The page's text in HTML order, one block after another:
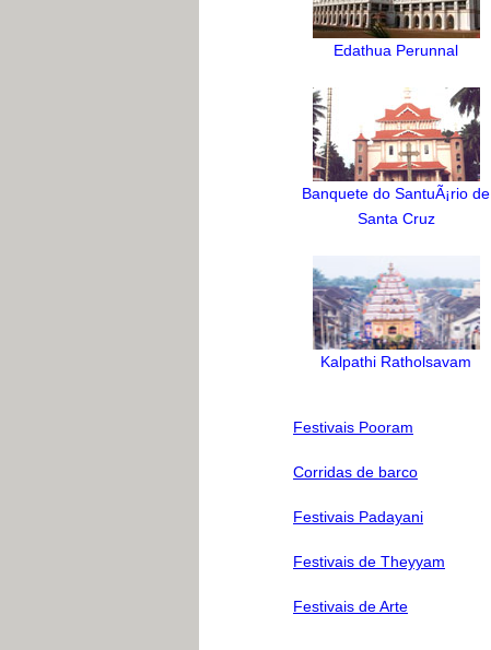
Edathua Perunnal
Banquete do SantuÃ¡rio de
Santa Cruz
Kalpathi Ratholsavam
Festivais Pooram
Corridas de barco
Festivais Padayani
Festivais de Theyyam
Festivais de Arte